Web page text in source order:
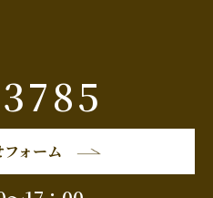
ォーム